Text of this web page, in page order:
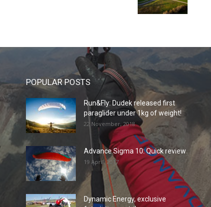
POPULAR POSTS
Run&Fly: Dudek released first
paraglider under 1kg of weight!
22 November, 2018
Advance Sigma 10: Quick review
19 April, 2017
Dynamic Energy, exclusive